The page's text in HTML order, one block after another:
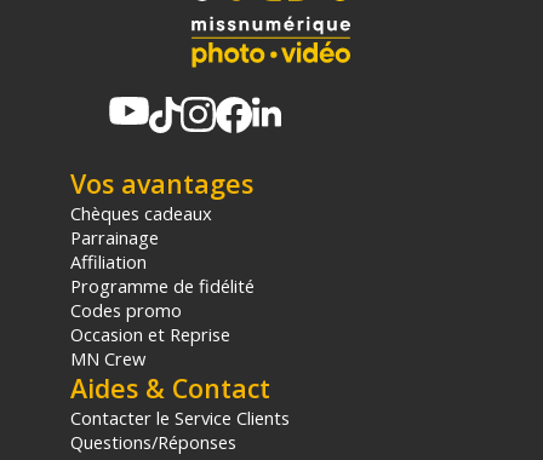
Vos avantages
Chèques cadeaux
Parrainage
Affiliation
Programme de fidélité
Codes promo
Occasion et Reprise
MN Crew
Aides & Contact
Contacter le Service Clients
Questions/Réponses